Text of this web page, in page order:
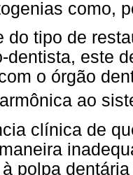
como,
do tipo de
dentista, este
o órgão
ao
clínica de
polpa